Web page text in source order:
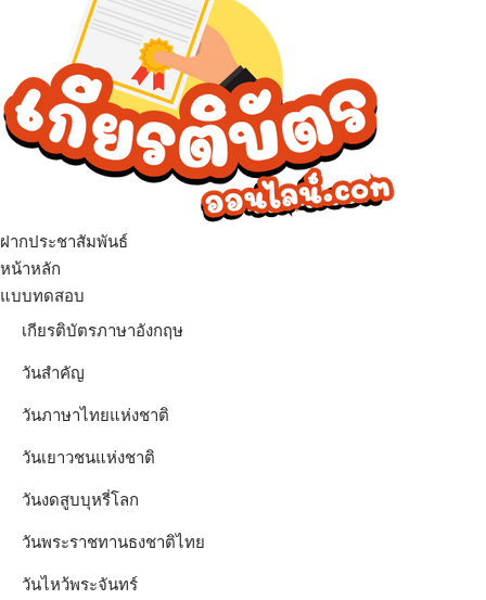
ฝากประชาสัมพันธ์
เมนู
หน้าหลัก
แบบทดสอบ
เกียรติบัตรภาษาอังกฤษ
วันสำคัญ
วันภาษาไทยแห่งชาติ
วันเยาวชนแห่งชาติ
วันงดสูบบุหรี่โลก
วันพระราชทานธงชาติไทย
วันไหว้พระจันทร์​